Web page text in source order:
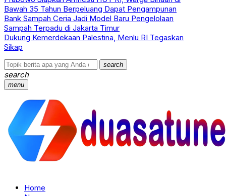
Bawah 35 Tahun Berpeluang Dapat Pengampunan
Bank Sampah Ceria Jadi Model Baru Pengelolaan
Sampah Terpadu di Jakarta Timur
Dukung Kemerdekaan Palestina, Menlu RI Tegaskan
Sikap
search
search
menu
Home